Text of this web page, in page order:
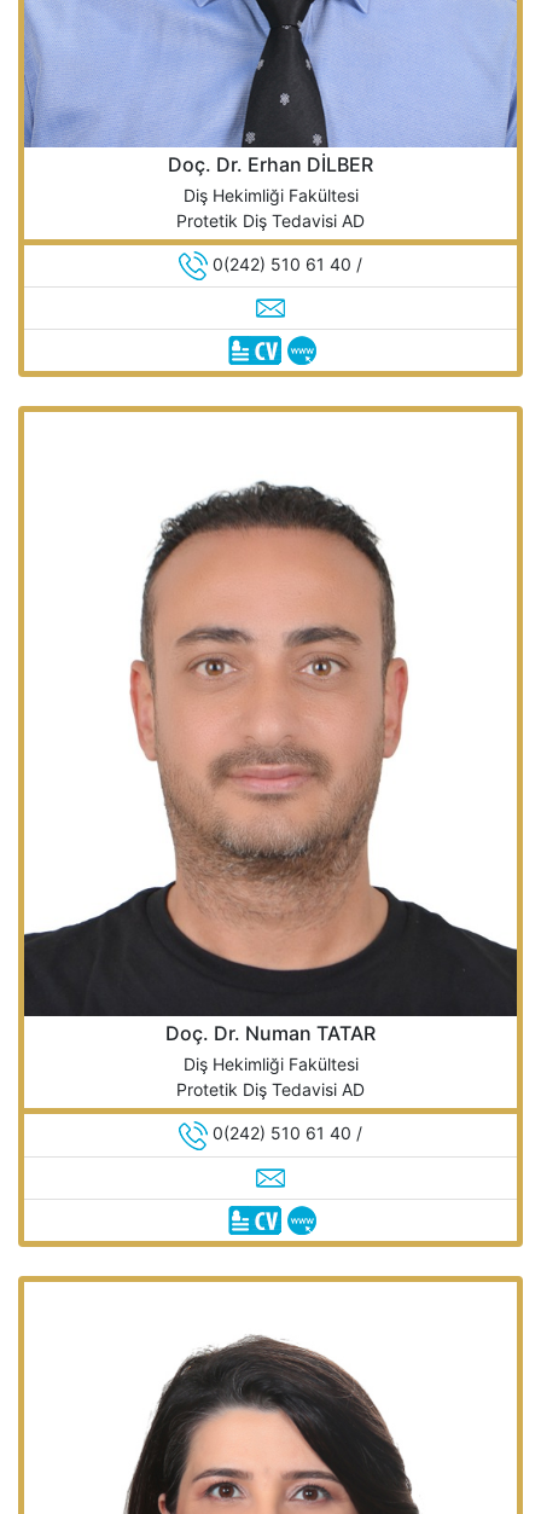
Doç. Dr. Erhan DİLBER
Diş Hekimliği Fakültesi
Protetik Diş Tedavisi AD
0(242) 510 61 40 /
Doç. Dr. Numan TATAR
Diş Hekimliği Fakültesi
Protetik Diş Tedavisi AD
0(242) 510 61 40 /